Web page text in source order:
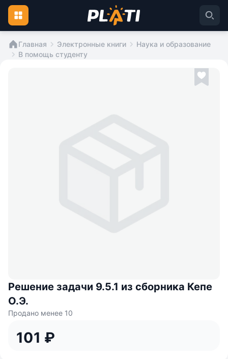
Главная Электронные книги
Наука и образование
В помощь студенту
Решение задачи 9.5.1 из сборника Кепе
О.Э.
Продано менее 10
101 ₽